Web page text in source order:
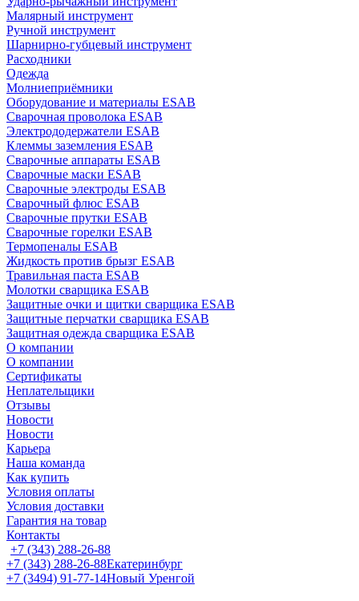
Малярный инструмент
Ручной инструмент
Шарнирно-губцевый инструмент
Расходники
Одежда
Молниеприёмники
Оборудование и материалы ESAB
Сварочная проволока ESAB
Электрододержатели ESAB
Клеммы заземления ESAB
Сварочные аппараты ESAB
Сварочные маски ESAB
Сварочные электроды ESAB
Сварочный флюс ESAB
Сварочные прутки ESAB
Сварочные горелки ESAB
Термопеналы ESAB
Жидкость против брызг ESAB
Травильная паста ESAB
Молотки сварщика ESAB
Защитные очки и щитки сварщика ESAB
Защитные перчатки сварщика ESAB
Защитная одежда сварщика ESAB
О компании
О компании
Сертификаты
Неплательщики
Отзывы
Новости
Новости
Карьера
Наша команда
Как купить
Условия оплаты
Условия доставки
Гарантия на товар
Контакты
+7 (343) 288-26-88
+7 (343) 288-26-88Екатеринбург
+7 (3494) 91-77-14Новый Уренгой